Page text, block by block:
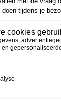
YouTubeSpotify